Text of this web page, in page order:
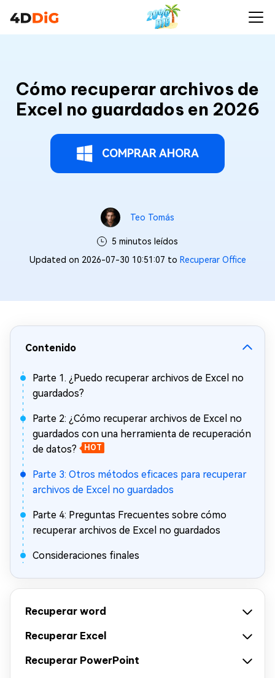
Cómo recuperar archivos de
Excel no guardados en 2026
COMPRAR AHORA
Teo Tomás
5 minutos leídos
Updated on 2026-07-30 10:51:07 to Recuperar Office
Contenido
Parte 1. ¿Puedo recuperar archivos de Excel no
guardados?
Parte 2: ¿Cómo recuperar archivos de Excel no
guardados con una herramienta de recuperación
de datos?
HOT
Parte 3: Otros métodos eficaces para recuperar
archivos de Excel no guardados
Parte 4: Preguntas Frecuentes sobre cómo
recuperar archivos de Excel no guardados
Consideraciones finales
Recuperar word
Recuperar Excel
Recuperar PowerPoint